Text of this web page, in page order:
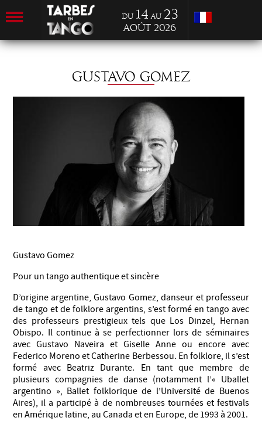
du 14 au 23
Août 2026
GUSTAVO GOMEZ
Gustavo Gomez
Pour un tango authentique et sincère
D’origine argentine, Gustavo Gomez, danseur et professeur
de tango et de folklore argentins, s’est formé en tango avec
des professeurs prestigieux tels que Los Dinzel, Hernan
Obispo. Il continue à se perfectionner lors de séminaires
avec Gustavo Naveira et Giselle Anne ou encore avec
Federico Moreno et Catherine Berbessou. En folklore, il s’est
formé avec Beatriz Durante. En tant que membre de
plusieurs compagnies de danse (notamment l’« Uballet
argentino », Ballet folklorique de l’Université de Buenos
Aires), il a participé à de nombreuses tournées et festivals
en Amérique latine, au Canada et en Europe, de 1993 à 2001.